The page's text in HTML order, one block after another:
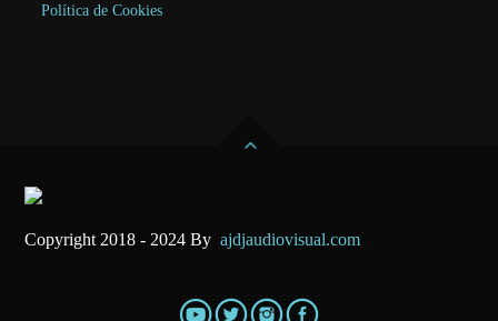
Política de Cookies
Copyright 2018 - 2024 Byajdjaudiovisual.com